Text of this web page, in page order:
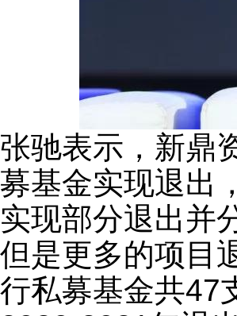
张驰表示，新鼎
募基金实现退出
实现部分退出并
但是更多的项目
行私募基金共47